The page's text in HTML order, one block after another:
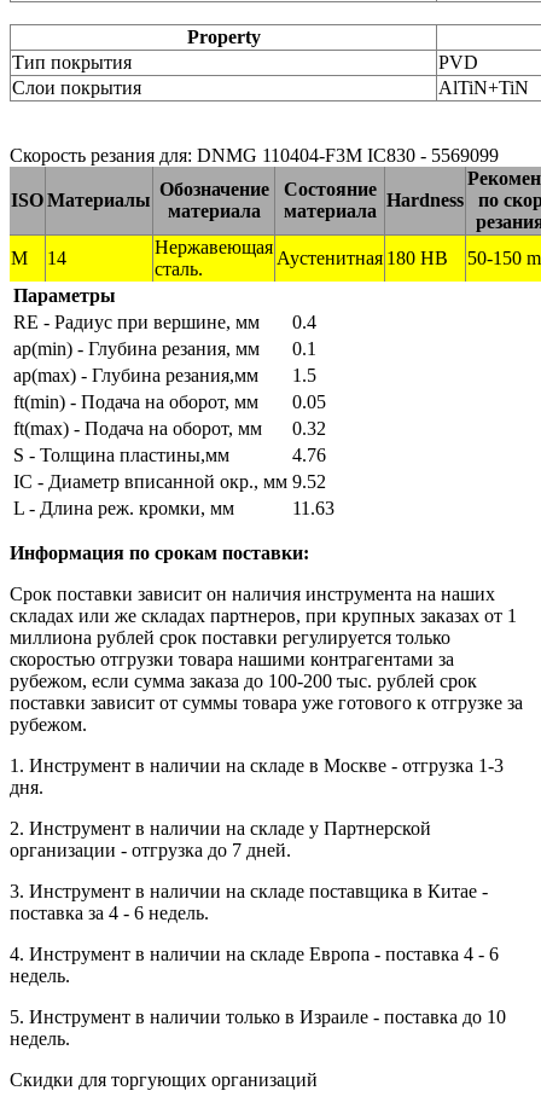
Property
Тип покрытия
PVD
Слои покрытия
AlTiN+TiN
Скорость резания для: DNMG 110404-F3M IC830 - 5569099
ISOМатериалы
Обозначение
материала
Состояние
материала
Hardness
по
M
14
Нержавеющая
сталь.
Аустенитная 180 HB
50-150
Параметры
RE - Радиус при вершине, мм
0.4
ap(min) - Глубина резания, мм
0.1
ap(max) - Глубина резания,мм
1.5
ft(min) - Подача на оборот, мм
0.05
ft(max) - Подача на оборот, мм
0.32
S - Толщина пластины,мм
4.76
IC - Диаметр вписанной окр., мм 9.52
L - Длина реж. кромки, мм
11.63
Информация по срокам поставки:
Срок поставки зависит он наличия инструмента на наших
складах или же складах партнеров, при крупных заказах от 1
миллиона рублей срок поставки регулируется только
скоростью отгрузки товара нашими контрагентами за
рубежом, если сумма заказа до 100-200 тыс. рублей срок
поставки зависит от суммы товара уже готового к отгрузке за
рубежом.
1. Инструмент в наличии на складе в Москве - отгрузка 1-3
дня.
2. Инструмент в наличии на складе у Партнерской
организации - отгрузка до 7 дней.
3. Инструмент в наличии на складе поставщика в Китае -
поставка за 4 - 6 недель.
4. Инструмент в наличии на складе Европа - поставка 4 - 6
недель.
5. Инструмент в наличии только в Израиле - поставка до 10
недель.
Скидки для торгующих организаций